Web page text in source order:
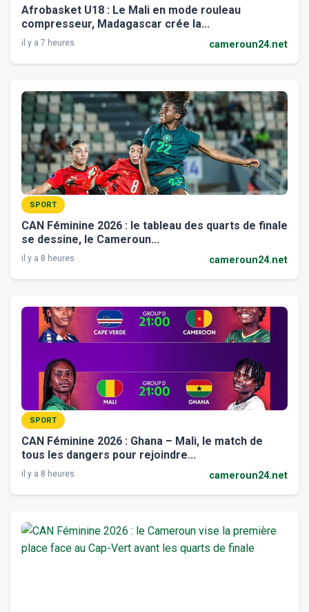
Afrobasket U18 : Le Mali en mode rouleau
compresseur, Madagascar crée la...
il y a 7 heures cameroun24.net
SPORT
CAN Féminine 2026 : le tableau des quarts de finale
se dessine, le Cameroun...
il y a 8 heures cameroun24.net
SPORT
CAN Féminine 2026 : Ghana – Mali, le match de
tous les dangers pour rejoindre...
il y a 8 heures cameroun24.net